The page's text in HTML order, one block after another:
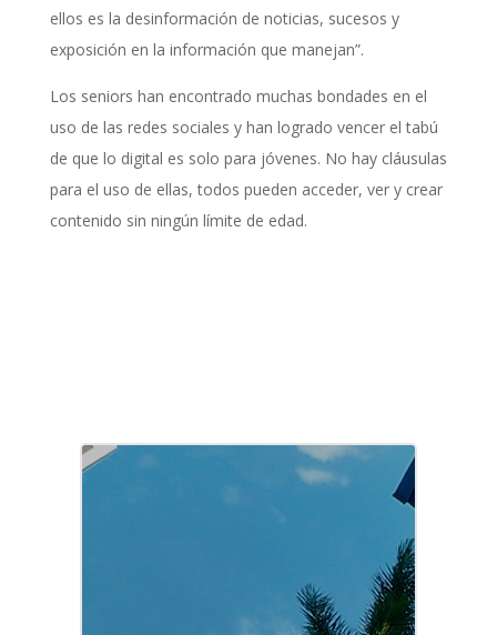
ellos es la desinformación de noticias, sucesos y
exposición en la información que manejan”.
Los seniors han encontrado muchas bondades en el
uso de las redes sociales y han logrado vencer el tabú
de que lo digital es solo para jóvenes. No hay cláusulas
para el uso de ellas, todos pueden acceder, ver y crear
contenido sin ningún límite de edad.